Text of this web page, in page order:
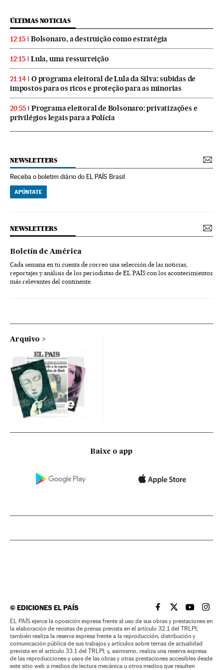
ÚLTIMAS NOTICIAS
12:15 Bolsonaro, a destruição como estratégia
12:15 Lula, uma ressurreição
21:14
O programa eleitoral de Lula da Silva: subidas de
impostos para os ricos e proteção para as minorias
20:55
Programa eleitoral de Bolsonaro: privatizações e
privilégios legais para a Polícia
NEWSLETTERS
Receba o boletim diário do EL PAÍS Brasil
APÚNTATE
NEWSLETTERS
Boletín de América
Cada semana en tu cuenta de correo una selección de las noticias,
reportajes y análisis de los periodistas de EL PAÍS con los acontecimientos
más relevantes del continente.
Arquivo
Baixe o app
©EDICIONES EL PAÍS EL PAÍS BRASIL EN
EL PAÍSEL PAÍS
EL
EL PAÍS ejerce la oposición expresa frente al uso de sus obras y prestaciones en
la elaboración de revistas de prensa prevista en el artículo 32.1 del TRLPI;
también realiza la reserva expresa frente a la reproducción, distribución y
comunicación pública de sus trabajos y artículos sobre temas de actualidad
prevista en el artículo 33.1 del TRLPI; y, asimismo, realiza una reserva expresa
de las reproducciones y usos de las obras y otras prestaciones accesibles desde
este sitio web a medios de lectura mecánica u otros medios que resulten